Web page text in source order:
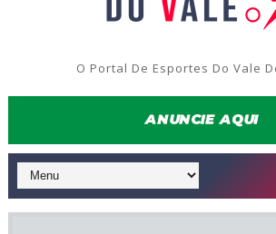
O Portal De Esportes Do Vale